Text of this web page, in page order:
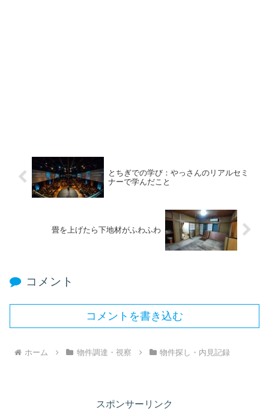
とちぎでの学び：やっさんのリアルセミ
ナーで学んだこと
畳を上げたら下地材がふわふわ
コメント
コメントを書き込む
ホーム 物件調達・視察 物件探し・内見記録
スポンサーリンク